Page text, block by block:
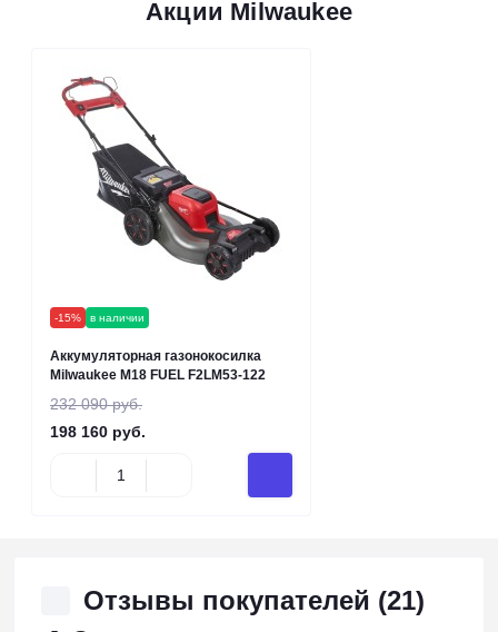
Акции Milwaukee
-15% в наличии
Аккумуляторная газонокосилка
Milwaukee M18 FUEL F2LM53-122
232 090 руб.
198 160 руб.
Отзывы покупателей (21)